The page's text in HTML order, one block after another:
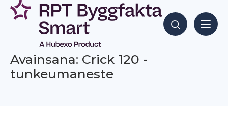
Siirry
sisältöön
Hae sisältöjä
Avainsana: Crick 120 -
tunkeumaneste